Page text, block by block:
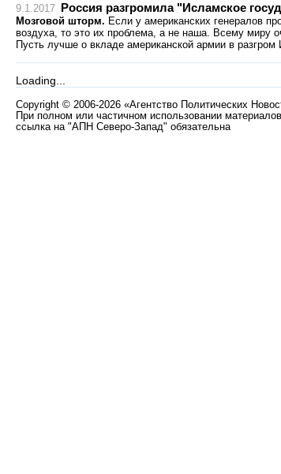
9.1.2017 Россия разгромила "Исламское
Мозговой шторм. Если у американских генералов
воздуха, то это их проблема, а не наша. Всему миру
Пусть лучше о вкладе американской армии в
Loading...
Copyright © 2006-2026 «Агентство Политических
При полном или частичном использовании
ссылка на "АПН Северо-Запад" обязательна